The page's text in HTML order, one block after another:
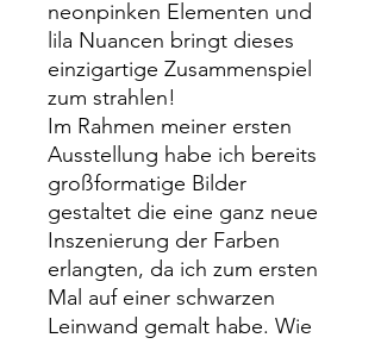
neonpinken Elementen und
lila Nuancen bringt dieses
einzigartige Zusammenspiel
zum strahlen!
Im Rahmen meiner ersten
Ausstellung habe ich bereits
großformatige Bilder
gestaltet die eine ganz neue
Inszenierung der Farben
erlangten, da ich zum ersten
Mal auf einer schwarzen
Leinwand gemalt habe. Wie